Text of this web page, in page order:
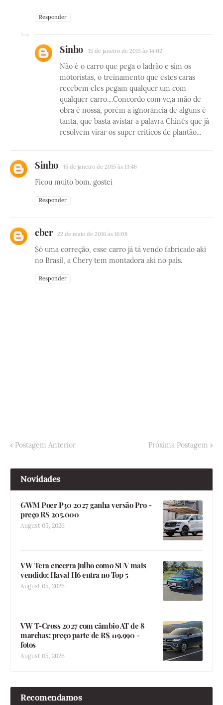
Responder
Sinho 15 de janeiro de 2015 às 14:02
Não é o carro que pega o ladrão e sim os
motoristas, o treinamento que estes caras
recebem eles pegam qualquer um com
qualquer carro....Concordo com vc,a mão de
obra é nossa, porém a ignorância de alguns é
tanta, que basta avistar a palavra Chinês que já
resolvem virar os super críticos de plantão...
Sinho 15 de janeiro de 2015 às 13:48
Ficou muito bom. gostei
Responder
eber 22 de maio de 2016 às 16:08
Só uma correção, esse carro já tá vendo fabricado aki
no Brasil, a Chery tem montadora aki no país.
Responder
Postagem Anterior Próxima Postagem
Novidades
GWM Poer P30 2027 ganha versão Pro -
preço R$ 205.000
August 05, 2026
VW Tera encerra julho como SUV mais
vendido; Haval H6 entra no Top 5
August 05, 2026
VW T-Cross 2027 com câmbio AT de 8
marchas: preço parte de R$ 119.990 -
fotos
August 05, 2026
Recomendamos